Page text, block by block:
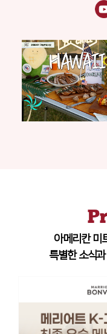
아메리칸 미
특별한 소식